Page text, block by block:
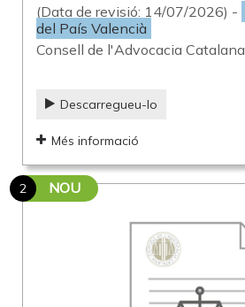
(Data de revisió: 14/07/2026) -
del País Valencià
Consell de l'Advocacia Catalana
Descarregueu-lo
Més informació
2 NOU